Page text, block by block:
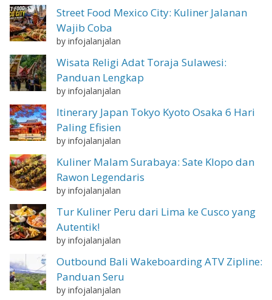
Street Food Mexico City: Kuliner Jalanan
Wajib Coba
by infojalanjalan
Wisata Religi Adat Toraja Sulawesi:
Panduan Lengkap
by infojalanjalan
Itinerary Japan Tokyo Kyoto Osaka 6 Hari
Paling Efisien
by infojalanjalan
Kuliner Malam Surabaya: Sate Klopo dan
Rawon Legendaris
by infojalanjalan
Tur Kuliner Peru dari Lima ke Cusco yang
Autentik!
by infojalanjalan
Outbound Bali Wakeboarding ATV Zipline:
Panduan Seru
by infojalanjalan